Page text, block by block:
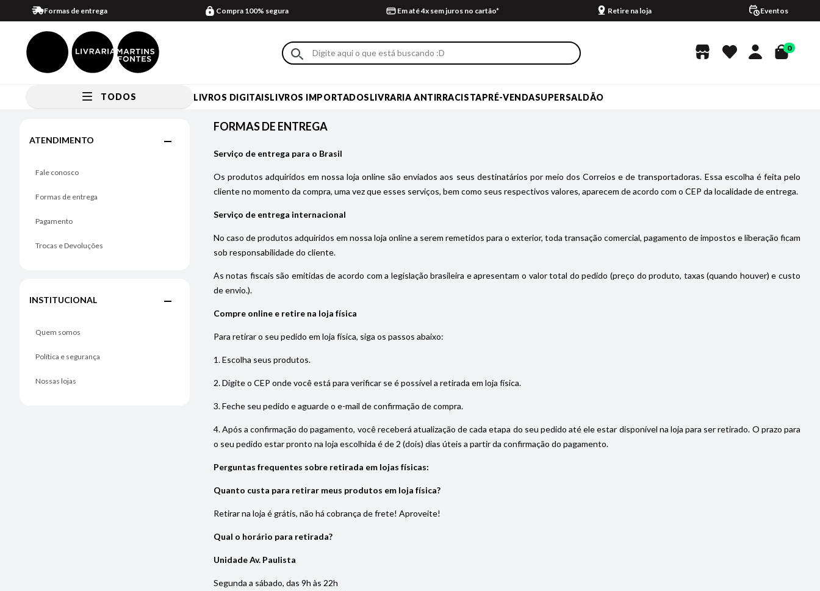
Formas de entrega Compra 100% segura Em até 4x sem juros no cartão* Retire na loja Eventos
0
TODOS LIVROS DIGITAISLIVROS IMPORTADOSLIVRARIA ANTIRRACISTAPRÉ-VENDASUPERSALDÃO
FORMAS DE ENTREGA
ATENDIMENTO
Fale conosco
Formas de entrega
Pagamento
Trocas e Devoluções
INSTITUCIONAL
Quem somos
Política e segurança
Nossas lojas
FORMAS DE ENTREGA
Serviço de entrega para o Brasil
Os produtos adquiridos em nossa loja online são enviados aos seus destinatários por meio dos Correios e de transportadoras. Essa escolha é feita pelo
cliente no momento da compra, uma vez que esses serviços, bem como seus respectivos valores, aparecem de acordo com o CEP da localidade de entrega.
Serviço de entrega internacional
No caso de produtos adquiridos em nossa loja online a serem remetidos para o exterior, toda transação comercial, pagamento de impostos e liberação ficam
sob responsabilidade do cliente.
As notas fiscais são emitidas de acordo com a legislação brasileira e apresentam o valor total do pedido (preço do produto, taxas (quando houver) e custo
de envio.).
Compre online e retire na loja física
Para retirar o seu pedido em loja física, siga os passos abaixo:
1. Escolha seus produtos.
2. Digite o CEP onde você está para verificar se é possível a retirada em loja física.
3. Feche seu pedido e aguarde o e-mail de confirmação de compra.
4. Após a confirmação do pagamento, você receberá atualização de cada etapa do seu pedido até ele estar disponível na loja para ser retirado. O prazo para
o seu pedido estar pronto na loja escolhida é de 2 (dois) dias úteis a partir da confirmação do pagamento.
Perguntas frequentes sobre retirada em lojas físicas:
Quanto custa para retirar meus produtos em loja física?
Retirar na loja é grátis, não há cobrança de frete! Aproveite!
Qual o horário para retirada?
Unidade Av. Paulista
Segunda a sábado, das 9h às 22h